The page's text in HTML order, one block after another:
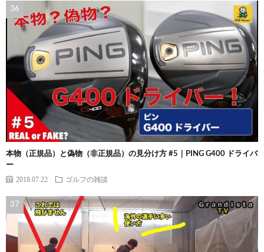
本物（正規品）と偽物（非正規品）の見分け方 #5｜PING G400 ドライバ
ー
2018.07.22 ゴルフの雑談